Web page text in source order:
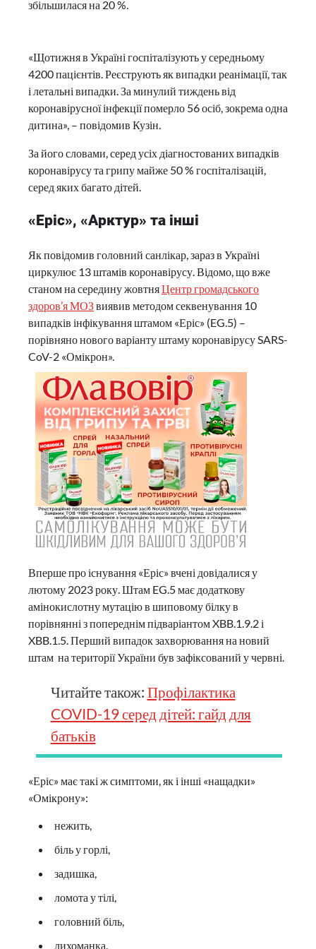
збільшилася на 20 %.
«Щотижня в Україні госпіталізують у середньому
4200 пацієнтів. Реєструють як випадки реанімації, так
і летальні випадки. За минулий тиждень від
коронавірусної інфекції померло 56 осіб, зокрема одна
дитина», – повідомив Кузін.
За його словами, серед усіх діагностованих випадків
коронавірусу та грипу майже 50 % госпіталізацій,
серед яких багато дітей.
«Еріс», «Арктур» та інші
Як повідомив головний санлікар, зараз в Україні
циркулює 13 штамів коронавірусу. Відомо, що вже
станом на середину жовтняЦентр громадського
здоров’я МОЗвиявив методом секвенування 10
випадків інфікування штамом «Еріс» (EG.5) –
порівняно нового варіанту штаму коронавірусу SARS-
CoV-2 «Омікрон».
Вперше про існування «Еріс» вчені довідалися у
лютому 2023 року. Штам EG.5 має додаткову
амінокислотну мутацію в шиповому білку в
порівнянні з попереднім підваріантом XBB.1.9.2 і
XBB.1.5. Перший випадок захворювання на новий
штам на території України був зафіксований у червні.
Читайте також: Профілактика
COVID-19 серед дітей: гайд для
батьків
«Еріс» має такі ж симптоми, як і інші «нащадки»
«Омікрону»:
нежить,
біль у горлі,
задишка,
ломота у тілі,
головний біль,
лихоманка.